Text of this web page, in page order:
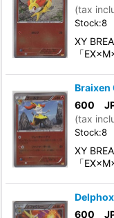
(tax
Stock:8
XY
「
Braixen
600
(tax
Stock:8
XY
「
600